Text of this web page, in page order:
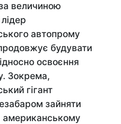
величиною
автопрому
будувати
освоєння
Зокрема,
гігант
зайняти
американському